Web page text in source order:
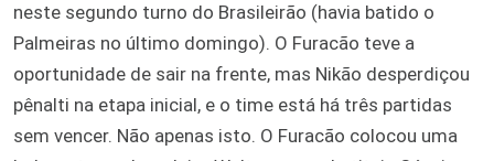
neste segundo turno do Brasileirão (havia batido o
Palmeiras no último domingo). O Furacão teve a
oportunidade de sair na frente, mas Nikão desperdiçou
pênalti na etapa inicial, e o time está há três partidas
sem vencer. Não apenas isto. O Furacão colocou uma